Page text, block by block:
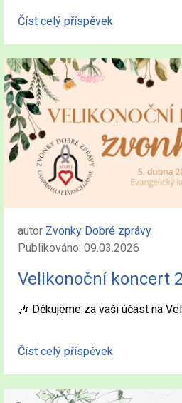
Číst celý příspěvek
autor Zvonky Dobré zprávy
Publikováno: 09.03.2026
Velikonoční koncert
🎶 Děkujeme za vaši účast na
Číst celý příspěvek